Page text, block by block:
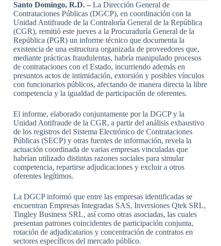
Santo Domingo, R.D. –La Dirección General de
Contrataciones Públicas (DGCP), en coordinación con la
Unidad Antifraude de la Contraloría General de la República
(CGR), remitió este jueves a la Procuraduría General de la
República (PGR) un informe técnico que documenta la
existencia de una estructura organizada de proveedores que,
mediante prácticas fraudulentas, habría manipulado procesos
de contrataciones con el Estado, incurriendo además en
presuntos actos de intimidación, extorsión y posibles vínculos
con funcionarios públicos, afectando de manera directa la libre
competencia y la igualdad de participación de oferentes.
El informe, elaborado conjuntamente por la DGCP y la
Unidad Antifraude de la CGR, a partir del análisis exhaustivo
de los registros del Sistema Electrónico de Contrataciones
Públicas (SECP) y otras fuentes de información, revela la
actuación coordinada de varias empresas vinculadas que
habrían utilizado distintas razones sociales para simular
competencia, repartirse adjudicaciones y excluir a otros
oferentes legítimos.
La DGCP informó que entre las empresas identificadas se
encuentran Empresas Integradas SAS, Inversiones Qtek SRL,
Tingley Business SRL, así como otras asociadas, las cuales
presentan patrones coincidentes de participación conjunta,
rotación de adjudicatarios y concentración de contratos en
sectores específicos del mercado público.